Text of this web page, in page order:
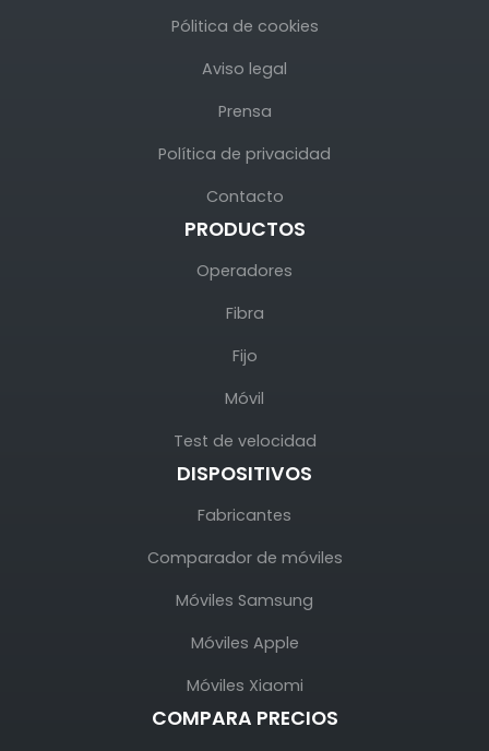
Pólitica de cookies
Aviso legal
Prensa
Política de privacidad
Contacto
PRODUCTOS
Operadores
Fibra
Fijo
Móvil
Test de velocidad
DISPOSITIVOS
Fabricantes
Comparador de móviles
Móviles Samsung
Móviles Apple
Móviles Xiaomi
COMPARA PRECIOS